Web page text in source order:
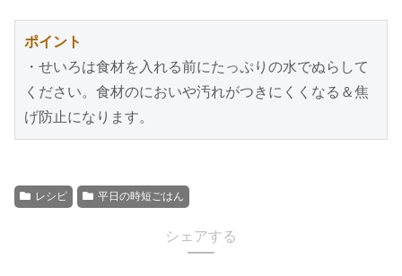
ポイント
・せいろは食材を入れる前にたっぷりの水でぬらして
ください。食材のにおいや汚れがつきにくくなる＆焦
げ防止になります。
レシピ 平日の時短ごはん
シェアする